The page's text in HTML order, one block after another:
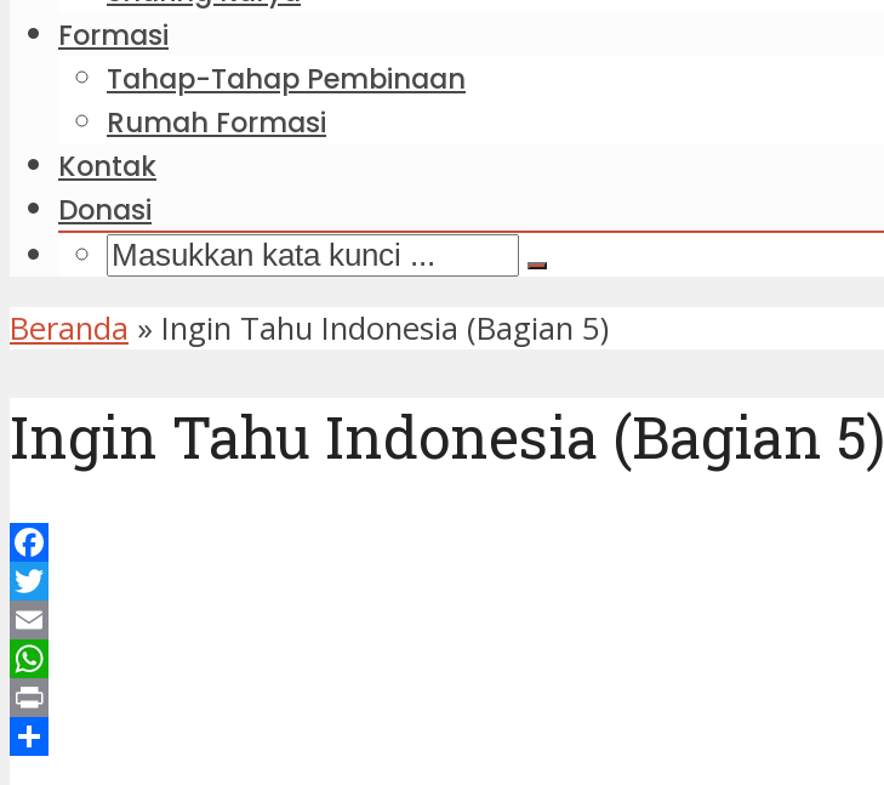
Formasi
Tahap-Tahap Pembinaan
Rumah Formasi
Kontak
Donasi
Beranda » Ingin Tahu Indonesia (Bagian 5)
Ingin Tahu Indonesia (Bagian 5)
Facebook
Twitter
Email
WhatsApp
Print